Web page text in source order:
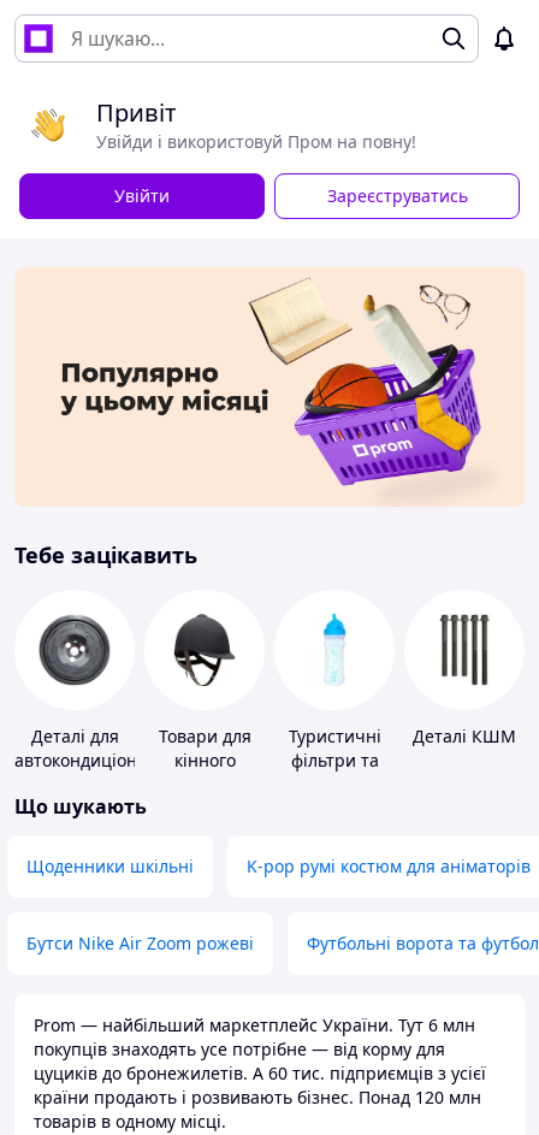
Привіт
Увійди і використовуй Пром на повну!
Увійти Зареєструватись
Тебе зацікавить
Деталі для
автокондиціонерів
Товари для
кінного
Туристичні
фільтри та
Деталі КШМ
Що шукають
Щоденники шкільні K-pop румі костюм для аніматорів
Бутси Nike Air Zoom рожеві Футбольні ворота та
Prom — найбільший маркетплейс України. Тут 6 млн
покупців знаходять усе потрібне — від корму для
цуциків до бронежилетів. А 60 тис. підприємців з усієї
країни продають і розвивають бізнес. Понад 120 млн
товарів в одному місці.